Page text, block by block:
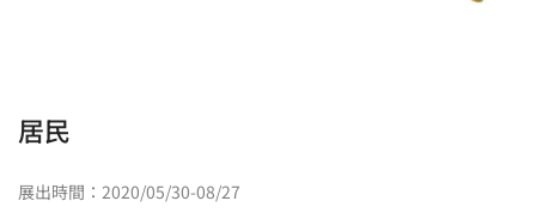
居民
展出時間：2020/05/30-08/27